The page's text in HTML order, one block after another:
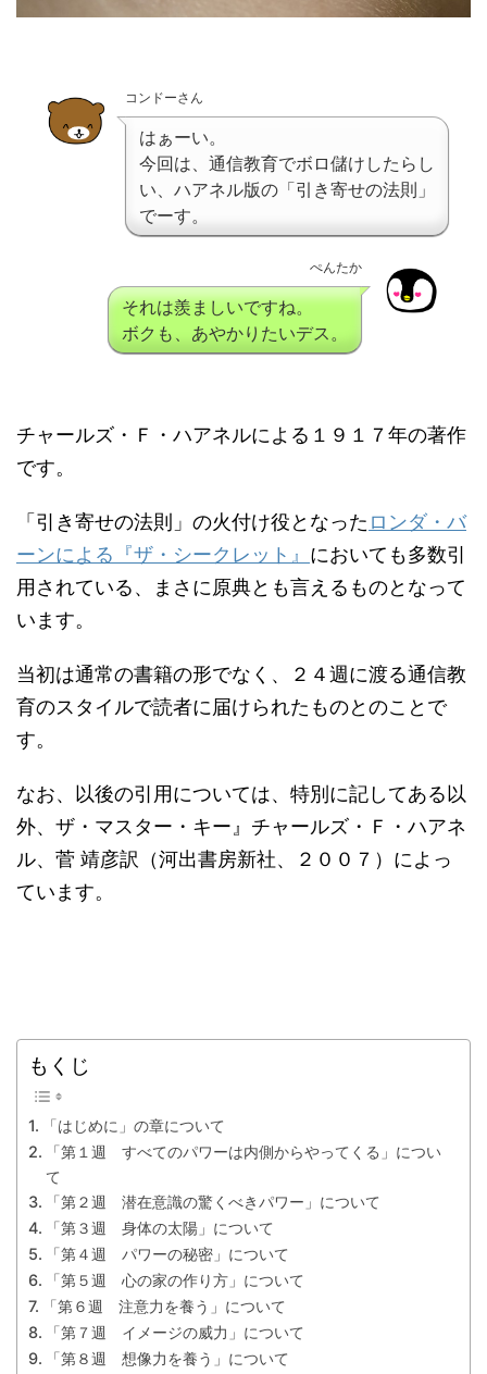
コンドーさん
はぁーい。
今回は、通信教育でボロ儲けしたらし
い、ハアネル版の「引き寄せの法則」
でーす。
ぺんたか
それは羨ましいですね。
ボクも、あやかりたいデス。
チャールズ・Ｆ・ハアネルによる１９１７年の著作
です。
「引き寄せの法則」の火付け役となった ロンダ・バ
ーンによる『ザ・シークレット』 においても多数引
用されている、まさに原典とも言えるものとなって
います。
当初は通常の書籍の形でなく、２４週に渡る通信教
育のスタイルで読者に届けられたものとのことで
す。
なお、以後の引用については、特別に記してある以
外、ザ・マスター・キー』チャールズ・Ｆ・ハアネ
ル、菅 靖彦訳（河出書房新社、２００７）によっ
ています。
もくじ
「はじめに」の章について
「第１週 すべてのパワーは内側からやってくる」につい
て
「第２週 潜在意識の驚くべきパワー」について
「第３週 身体の太陽」について
「第４週 パワーの秘密」について
「第５週 心の家の作り方」について
「第６週 注意力を養う」について
「第７週 イメージの威力」について
「第８週 想像力を養う」について